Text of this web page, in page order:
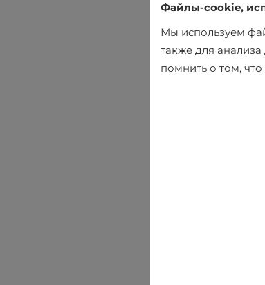
Файлы-cookie,
Мы используем
также для
помнить о том,